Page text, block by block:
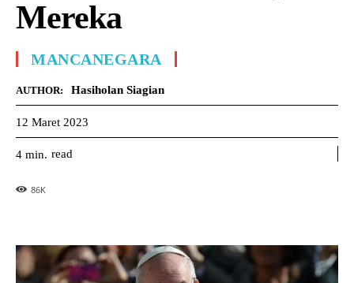
Mereka
MANCANEGARA
AUTHOR: Hasiholan Siagian
12 Maret 2023
4 min. read
86K